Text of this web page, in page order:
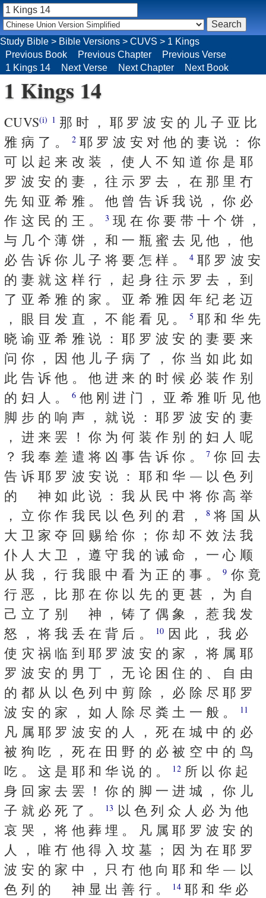
Study Bible > Bible Versions > CUVS > 1 Kings
Previous Book
Previous Chapter
Previous Verse
1 Kings 14
Next Verse Next Chapter Next Book
1 Kings 14
CUVS(i) 1 那 时 ， 耶 罗 波 安 的 儿 子 亚 比
雅 病 了 。
2耶 罗 波 安 对 他 的 妻 说 ： 你
可 以 起 来 改 装 ， 使 人 不 知 道 你 是 耶
罗 波 安 的 妻 ， 往 示 罗 去 ， 在 那 里 冇
先 知 亚 希 雅 。 他 曾 告 诉 我 说 ， 你 必
作 这 民 的 王 。3 现 在 你 要 带 十 个 饼 ，
与 几 个 薄 饼 ， 和 一 瓶 蜜 去 见 他 ， 他
必 告 诉 你 儿 子 将 要 怎 样 。
4耶 罗 波 安
的 妻 就 这 样 行 ， 起 身 往 示 罗 去 ， 到
了 亚 希 雅 的 家 。 亚 希 雅 因 年 纪 老 迈
， 眼 目 发 直 ， 不 能 看 见 。
5 耶 和 华 先
晓 谕 亚 希 雅 说 ： 耶 罗 波 安 的 妻 要 来
问 你 ， 因 他 儿 子 病 了 ， 你 当 如 此 如
此 告 诉 他 。 他 进 来 的 时 候 必 装 作 别
的 妇 人 。
6他 刚 进 门 ， 亚 希 雅 听 见 他
脚 步 的 响 声 ， 就 说 ： 耶 罗 波 安 的 妻
， 进 来 罢 ！ 你 为 何 装 作 别 的 妇 人 呢
？ 我 奉 差 遣 将 凶 事 告 诉 你 。7 你 回 去
告 诉 耶 罗 波 安 说 ： 耶 和 华 ― 以 色 列
的 神 如 此 说 ： 我 从 民 中 将 你 高 举
， 立 你 作 我 民 以 色 列 的 君 ，8 将 国 从
大 卫 家 夺 回 赐 给 你 ； 你 却 不 效 法 我
仆 人 大 卫 ， 遵 守 我 的 诫 命 ， 一 心 顺
从 我 ， 行 我 眼 中 看 为 正 的 事 。9 你 竟
行 恶 ， 比 那 在 你 以 先 的 更 甚 ， 为 自
己 立 了 别 神 ， 铸 了 偶 象 ， 惹 我 发
怒 ， 将 我 丢 在 背 后 。
10 因 此 ， 我 必
使 灾 祸 临 到 耶 罗 波 安 的 家 ， 将 属 耶
罗 波 安 的 男 丁 ， 无 论 困 住 的 、 自 由
的 都 从 以 色 列 中 剪 除 ， 必 除 尽 耶 罗
波 安 的 家 ， 如 人 除 尽 粪 土 一 般 。
11
凡 属 耶 罗 波 安 的 人 ， 死 在 城 中 的 必
被 狗 吃 ， 死 在 田 野 的 必 被 空 中 的 鸟
吃 。 这 是 耶 和 华 说 的 。
12所 以 你 起
身 回 家 去 罢 ！ 你 的 脚 一 进 城 ， 你 儿
子 就 必 死 了 。
13 以 色 列 众 人 必 为 他
哀 哭 ， 将 他 葬 埋 。 凡 属 耶 罗 波 安 的
人 ， 唯 冇 他 得 入 坟 墓 ； 因 为 在 耶 罗
波 安 的 家 中 ， 只 冇 他 向 耶 和 华 ― 以
色 列 的 神 显 出 善 行 。
14耶 和 华 必